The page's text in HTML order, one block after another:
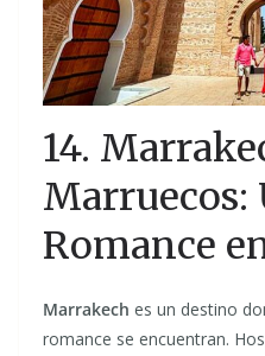
14.
Marruecos:
Romance
Marrakech es un destino
romance se encuentran.